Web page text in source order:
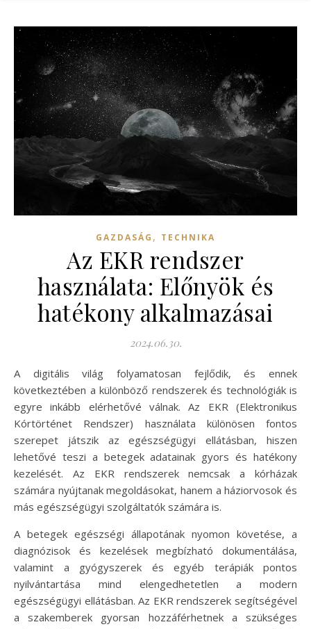
GAZDASÁG , TECHNIKA
Az EKR rendszer
használata: Előnyök és
hatékony alkalmazásai
2024.06.30.
A digitális világ folyamatosan fejlődik, és ennek
következtében a különböző rendszerek és technológiák is
egyre inkább elérhetővé válnak. Az EKR (Elektronikus
Kórtörténet Rendszer) használata különösen fontos
szerepet játszik az egészségügyi ellátásban, hiszen
lehetővé teszi a betegek adatainak gyors és hatékony
kezelését. Az EKR rendszerek nemcsak a kórházak
számára nyújtanak megoldásokat, hanem a háziorvosok és
más egészségügyi szolgáltatók számára is.
A betegek egészségi állapotának nyomon követése, a
diagnózisok és kezelések megbízható dokumentálása,
valamint a gyógyszerek és egyéb terápiák pontos
nyilvántartása mind elengedhetetlen a modern
egészségügyi ellátásban. Az EKR rendszerek segítségével
a szakemberek gyorsan hozzáférhetnek a szükséges